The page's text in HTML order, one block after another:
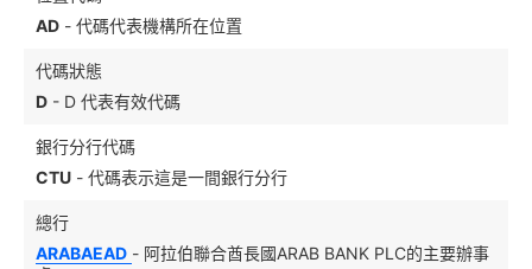
AD - 代碼代表機構所在位置
代碼狀態
D - D 代表有效代碼
銀行分行代碼
CTU - 代碼表示這是一間銀行分行
總行
ARABAEAD - 阿拉伯聯合酋長國ARAB BANK PLC的主要辦事